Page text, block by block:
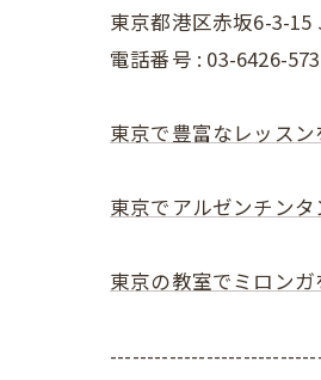
東京都港区赤坂6-3-15
電話番号 : 03-6426-
東京で豊富なレッス
東京でアルゼンチン
東京の教室でミロンガ